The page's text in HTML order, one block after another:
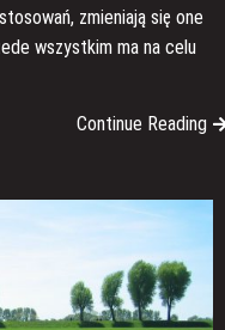
zmieniają się one
wszystkim ma na celu
Continue Reading